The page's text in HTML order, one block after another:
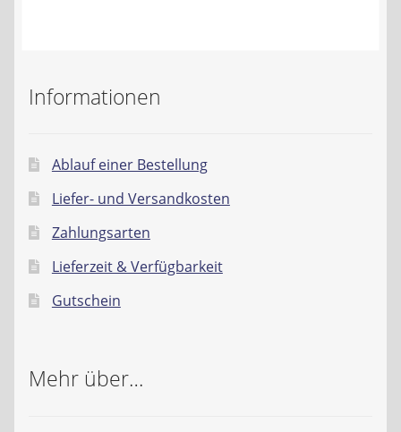
Widerrufsbelehrung
Datenschutzerklärung
Impressum
Informationen
Ablauf einer Bestellung
Liefer- und Versandkosten
Zahlungsarten
Lieferzeit & Verfügbarkeit
Gutschein
Mehr über…